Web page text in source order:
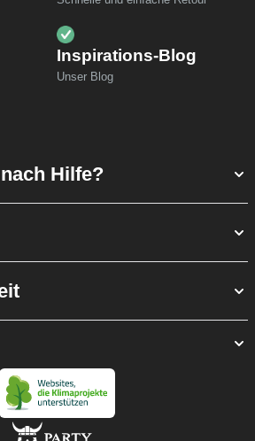
Inspirations-Blog
Unser Blog
Hilfe?